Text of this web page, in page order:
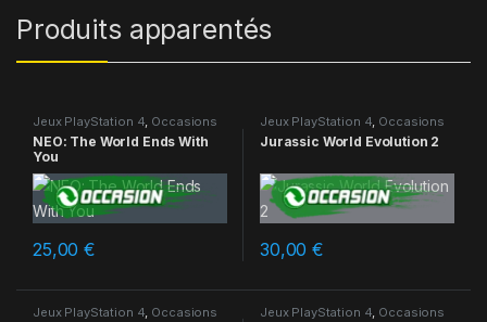
Produits apparentés
Jeux PlayStation 4, Occasions
NEO: The World Ends With
You
25,00€
Jeux PlayStation 4, Occasions
Jurassic World Evolution 2
30,00€
Jeux PlayStation 4, Occasions Jeux PlayStation 4, Occasions